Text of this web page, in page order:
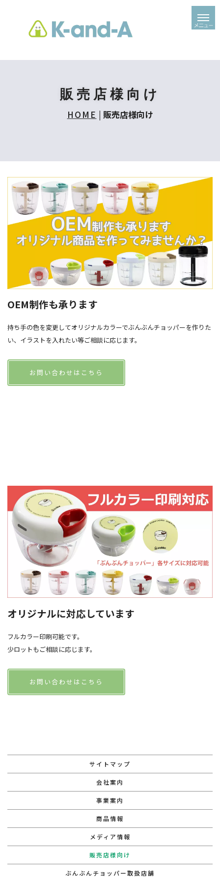
販売店様向け
HOME | 販売店様向け
OEM制作も承ります
持ち手の色を変更してオリジナルカラーでぶんぶんチョッパーを作りた
い、イラストを入れたい等ご相談に応じます。
お問い合わせはこちら
オリジナルに対応しています
フルカラー印刷可能です。
少ロットもご相談に応じます。
お問い合わせはこちら
サイトマップ
会社案内
事業案内
商品情報
メディア情報
販売店様向け
ぶんぶんチョッパー取扱店舗